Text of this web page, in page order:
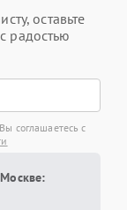
оставьте
радостью
соглашаетесь с